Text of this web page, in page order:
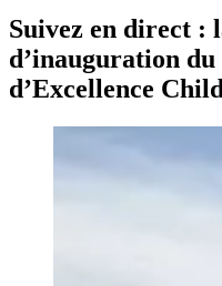
Suivez en direct :
d’inauguration
d’Excellence